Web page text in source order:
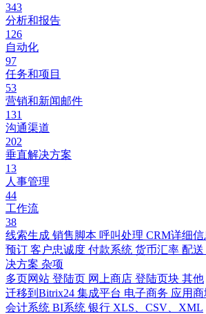
343
分析和报告
126
自动化
97
任务和项目
53
营销和新闻邮件
131
沟通渠道
202
垂直解决方案
13
人事管理
44
工作流
38
线索生成 销售脚本 呼叫处理 CRM详细信
预订 客户忠诚度 付款系统 货币汇率 配送
决方案 杂项
多页网站 登陆页 网上商店 登陆页块 其他
迁移到Bitrix24 集成平台 电子商务 应用
会计系统 BI系统 银行 XLS、CSV、XML